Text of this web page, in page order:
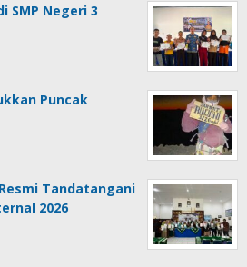
SMP Negeri 3
Puncak
Resmi Tandatangani
2026